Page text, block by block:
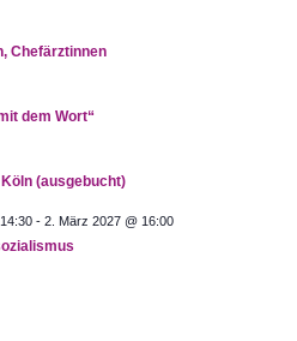
Chefärztinnen
dem Wort“
(ausgebucht)
- 2. März 2027 @ 16:00